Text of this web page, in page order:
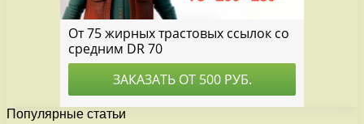
Популярные статьи